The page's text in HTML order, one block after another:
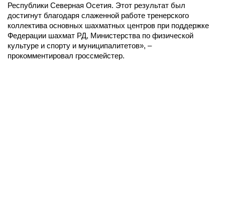
Республики Северная Осетия. Этот результат был
достигнут благодаря слаженной работе тренерского
коллектива основных шахматных центров при поддержке
Федерации шахмат РД, Министерства по физической
культуре и спорту и муниципалитетов», –
прокомментировал гроссмейстер.